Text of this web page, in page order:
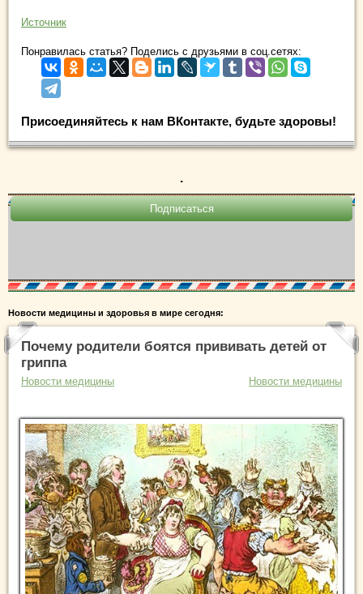
Источник
Понравилась статья? Поделись с друзьями в соц.сетях:
Присоединяйтесь к нам ВКонтакте, будьте здоровы!
.
Новости медицины и здоровья в мире сегодня:
Почему родители боятся прививать детей от
гриппа
Новости медицины Новости медицины